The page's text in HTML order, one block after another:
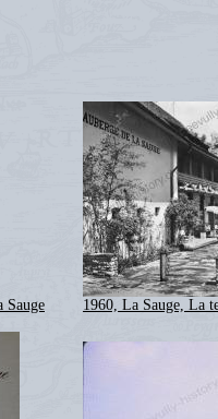
Sauge 1960, La Sauge, La